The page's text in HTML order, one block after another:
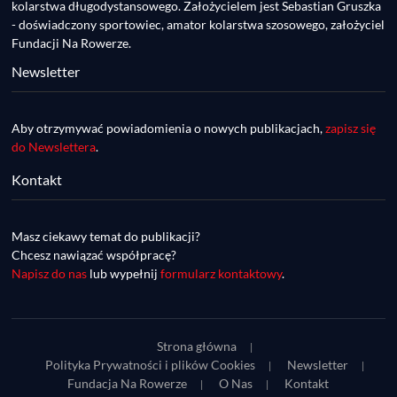
Poland
- zaprasza Mateusz Szafraniec. Dwie
samochwałki
kolarstwa długodystansowego. Założycielem jest Sebastian Gruszka
- doświadczony sportowiec, amator kolarstwa szosowego, założyciel
Fundacji Na Rowerze.
Newsletter
Aby otrzymywać powiadomienia o nowych publikacjach,zapisz się
do Newslettera.
Kontakt
Masz ciekawy temat do publikacji?
Chcesz nawiązać współpracę?
Napisz do nas lub wypełnijformularz kontaktowy.
Strona główna
Polityka Prywatności i plików Cookies
Newsletter
Fundacja Na Rowerze
O Nas Kontakt